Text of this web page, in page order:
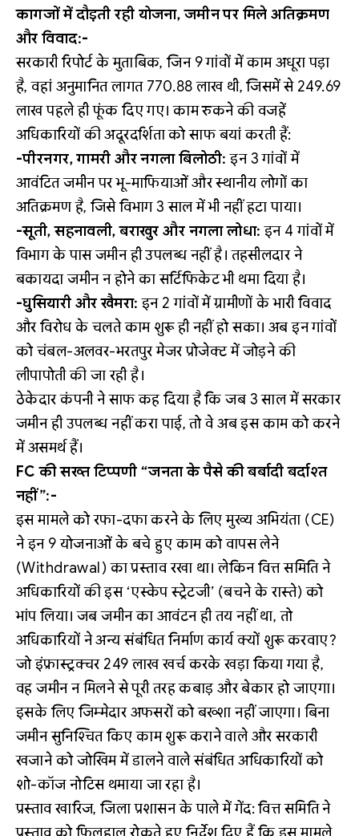
कागजों में दौड़ती रही योजना, जमीन पर मिले अतिक्रमण
और विवाद:-
सरकारी रिपोर्ट के मुताबिक, जिन 9 गांवों में काम अधूरा पड़ा
है, वहां अनुमानित लागत 770.88 लाख थी, जिसमें से 249.69
लाख पहले ही फूंक दिए गए। काम रुकने की वजहें
अधिकारियों की अदूरदर्शिता को साफ बयां करती हैं:
-पीरनगर, गामरी और नगला बिलोठी: इन 3 गांवों में
आवंटित जमीन पर भू-माफियाओं और स्थानीय लोगों का
अतिक्रमण है, जिसे विभाग 3 साल में भी नहीं हटा पाया।
-सूती, सहनावली, बराखुर और नगला लोधा: इन 4 गांवों में
विभाग के पास जमीन ही उपलब्ध नहीं है। तहसीलदार ने
बकायदा जमीन न होने का सर्टिफिकेट भी थमा दिया है।
-घुसियारी और खैमरा:इन 2 गांवों में ग्रामीणों के भारी विवाद
और विरोध के चलते काम शुरू ही नहीं हो सका। अब इन गांवों
को चंबल-अलवर-भरतपुर मेजर प्रोजेक्ट में जोड़ने की
लीपापोती की जा रही है।
ठेकेदार कंपनी ने साफ कह दिया है कि जब 3 साल में सरकार
जमीन ही उपलब्ध नहीं करा पाई, तो वे अब इस काम को करने
में असमर्थ हैं।
FC की सख्त टिप्पणी “जनता के पैसे की बर्बादी बर्दाश्त
नहीं”:-
इस मामले को रफा-दफा करने के लिए मुख्य अभियंता (CE)
ने इन 9 योजनाओं के बचे हुए काम को वापस लेने
(Withdrawal) का प्रस्ताव रखा था। लेकिन वित्त समिति ने
अधिकारियों की इस ‘एस्केप स्ट्रेटजी’ (बचने के रास्ते) को
भांप लिया। जब जमीन का आवंटन ही तय नहीं था, तो
अधिकारियों ने अन्य संबंधित निर्माण कार्य क्यों शुरू करवाए?
जो इंफ्रास्ट्रक्चर 249 लाख खर्च करके खड़ा किया गया है,
वह जमीन न मिलने से पूरी तरह कबाड़ और बेकार हो जाएगा।
इसके लिए जिम्मेदार अफसरों को बख्शा नहीं जाएगा। बिना
जमीन सुनिश्चित किए काम शुरू कराने वाले और सरकारी
खजाने को जोखिम में डालने वाले संबंधित अधिकारियों को
शो-कॉज नोटिस थमाया जा रहा है।
प्रस्ताव खारिज, जिला प्रशासन के पाले में गेंद: वित्त समिति ने